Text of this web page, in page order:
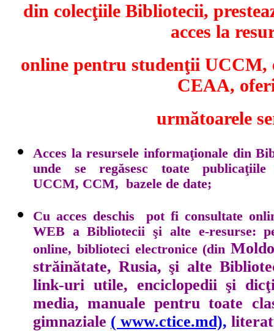
din colecţiile Bibliotecii,
acces la
online pentru studenţii UCCM,
CEAA,
următoarele
Acces la resursele informaţionale din
unde se regăsesc toate publicaţiile
UCCM, CCM, bazele de date;
Cu acces deschis pot fi consultate
WEB a Bibliotecii şi alte e-resurse:
online, biblioteci electronice (din
străinătate, Rusia, şi alte
link-uri utile, enciclopedii şi
media, manuale pentru toate
gimnaziale ( www.ctice.md),